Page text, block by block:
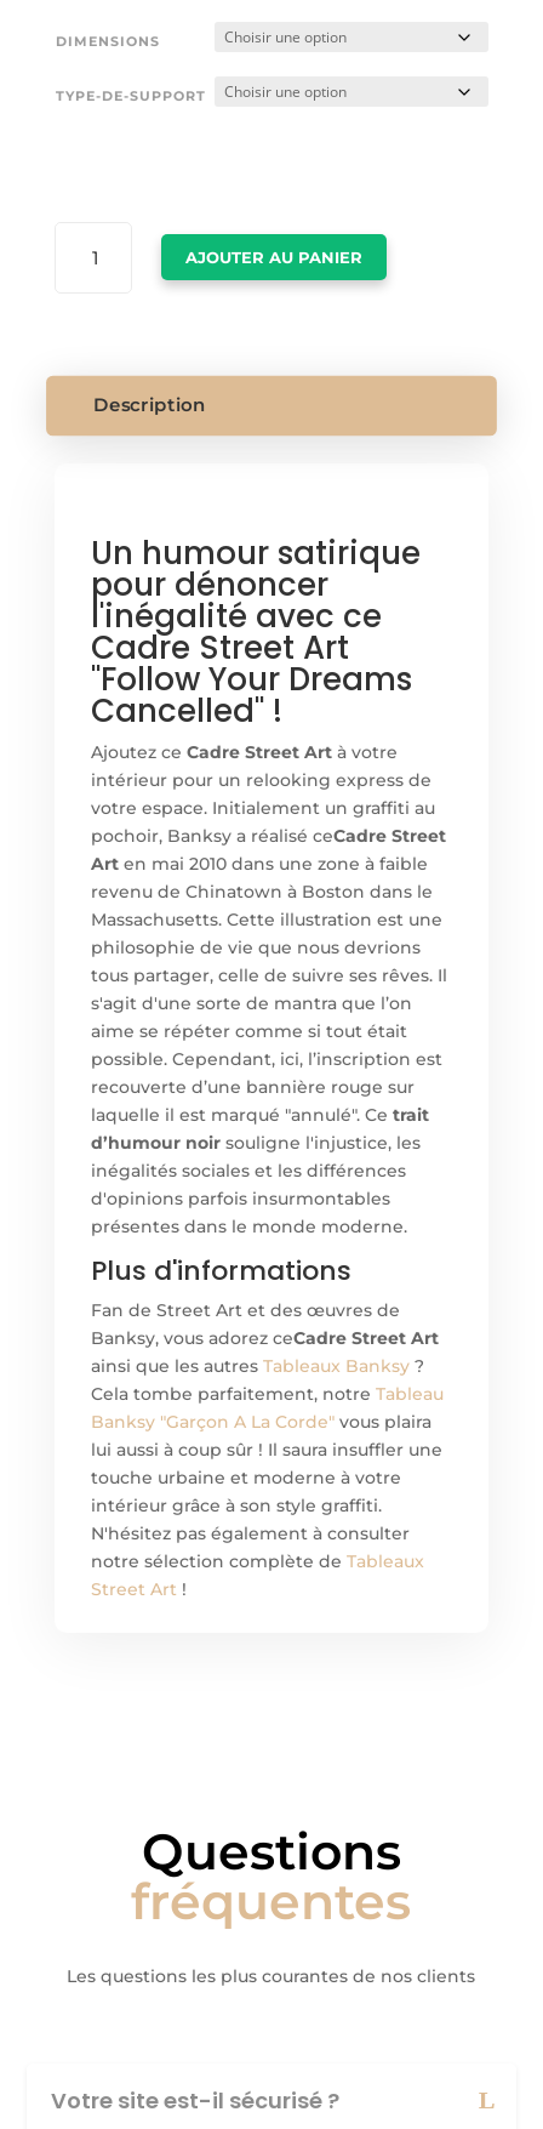
DIMENSIONS
TYPE-DE-SUPPORT
AJOUTER AU PANIER
Description
Un humour satirique
pour dénoncer
l'inégalité avec ce
Cadre Street Art
"Follow Your Dreams
Cancelled" !
Ajoutez ce Cadre Street Artà votre
intérieur pour un relooking express de
votre espace. Initialement un graffiti au
pochoir, Banksy a réalisé ceCadre Street
Arten mai 2010 dans une zone à faible
revenu de Chinatown à Boston dans le
Massachusetts. Cette illustration est une
philosophie de vie que nous devrions
tous partager, celle de suivre ses rêves. Il
s'agit d'une sorte de mantra que l’on
aime se répéter comme si tout était
possible. Cependant, ici, l’inscription est
recouverte d’une bannière rouge sur
laquelle il est marqué "annulé". Ce trait
d’humour noirsouligne l'injustice, les
inégalités sociales et les différences
d'opinions parfois insurmontables
présentes dans le monde moderne.
Plus d'informations
Fan de Street Art et des œuvres de
Banksy, vous adorez ceCadre Street Art
ainsi que les autres Tableaux Banksy?
Cela tombe parfaitement, notre Tableau
Banksy "Garçon A La Corde"vous plaira
lui aussi à coup sûr ! Il saura insuffler une
touche urbaine et moderne à votre
intérieur grâce à son style graffiti.
N'hésitez pas également à consulter
notre sélection complète de Tableaux
Street Art!
Questions
fréquentes
Les questions les plus courantes de nos clients
Votre site est-il sécurisé ?